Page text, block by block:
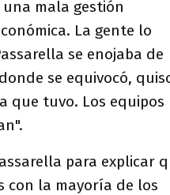
mala gestión
La gente lo
se enojaba de
se equivocó,
que tuvo. Los equipos
para explicar
con la mayoría de los